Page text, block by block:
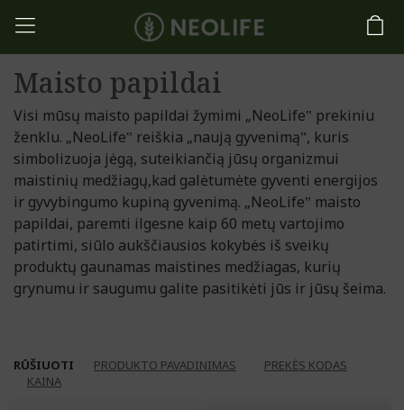
Maisto papildai
Visi mūsų maisto papildai žymimi „NeoLife‟ prekiniu
ženklu. „NeoLife‟ reiškia „naują gyvenimą‟, kuris
simbolizuoja jėgą, suteikiančią jūsų organizmui
maistinių medžiagų,kad galėtumėte gyventi energijos
ir gyvybingumo kupiną gyvenimą. „NeoLife‟ maisto
papildai, paremti ilgesne kaip 60 metų vartojimo
patirtimi, siūlo aukščiausios kokybės iš sveikų
produktų gaunamas maistines medžiagas, kurių
grynumu ir saugumu galite pasitikėti jūs ir jūsų šeima.
RŪŠIUOTI PRODUKTO PAVADINIMAS
PREKĖS KODAS
KAINA